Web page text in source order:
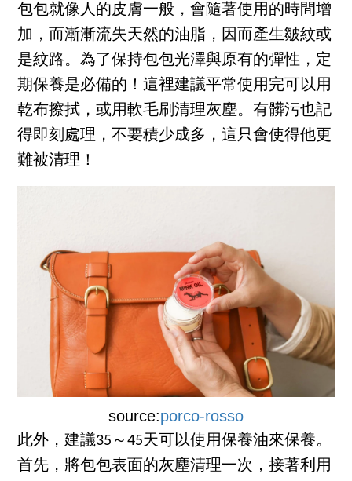
包包就像人的皮膚一般，會隨著使用的時間增
加，而漸漸流失天然的油脂，因而產生皺紋或
是紋路。為了保持包包光澤與原有的彈性，定
期保養是必備的！這裡建議平常使用完可以用
乾布擦拭，或用軟毛刷清理灰塵。有髒污也記
得即刻處理，不要積少成多，這只會使得他更
難被清理！
source:porco-rosso
此外，建議35～45天可以使用保養油來保養。
首先，將包包表面的灰塵清理一次，接著利用